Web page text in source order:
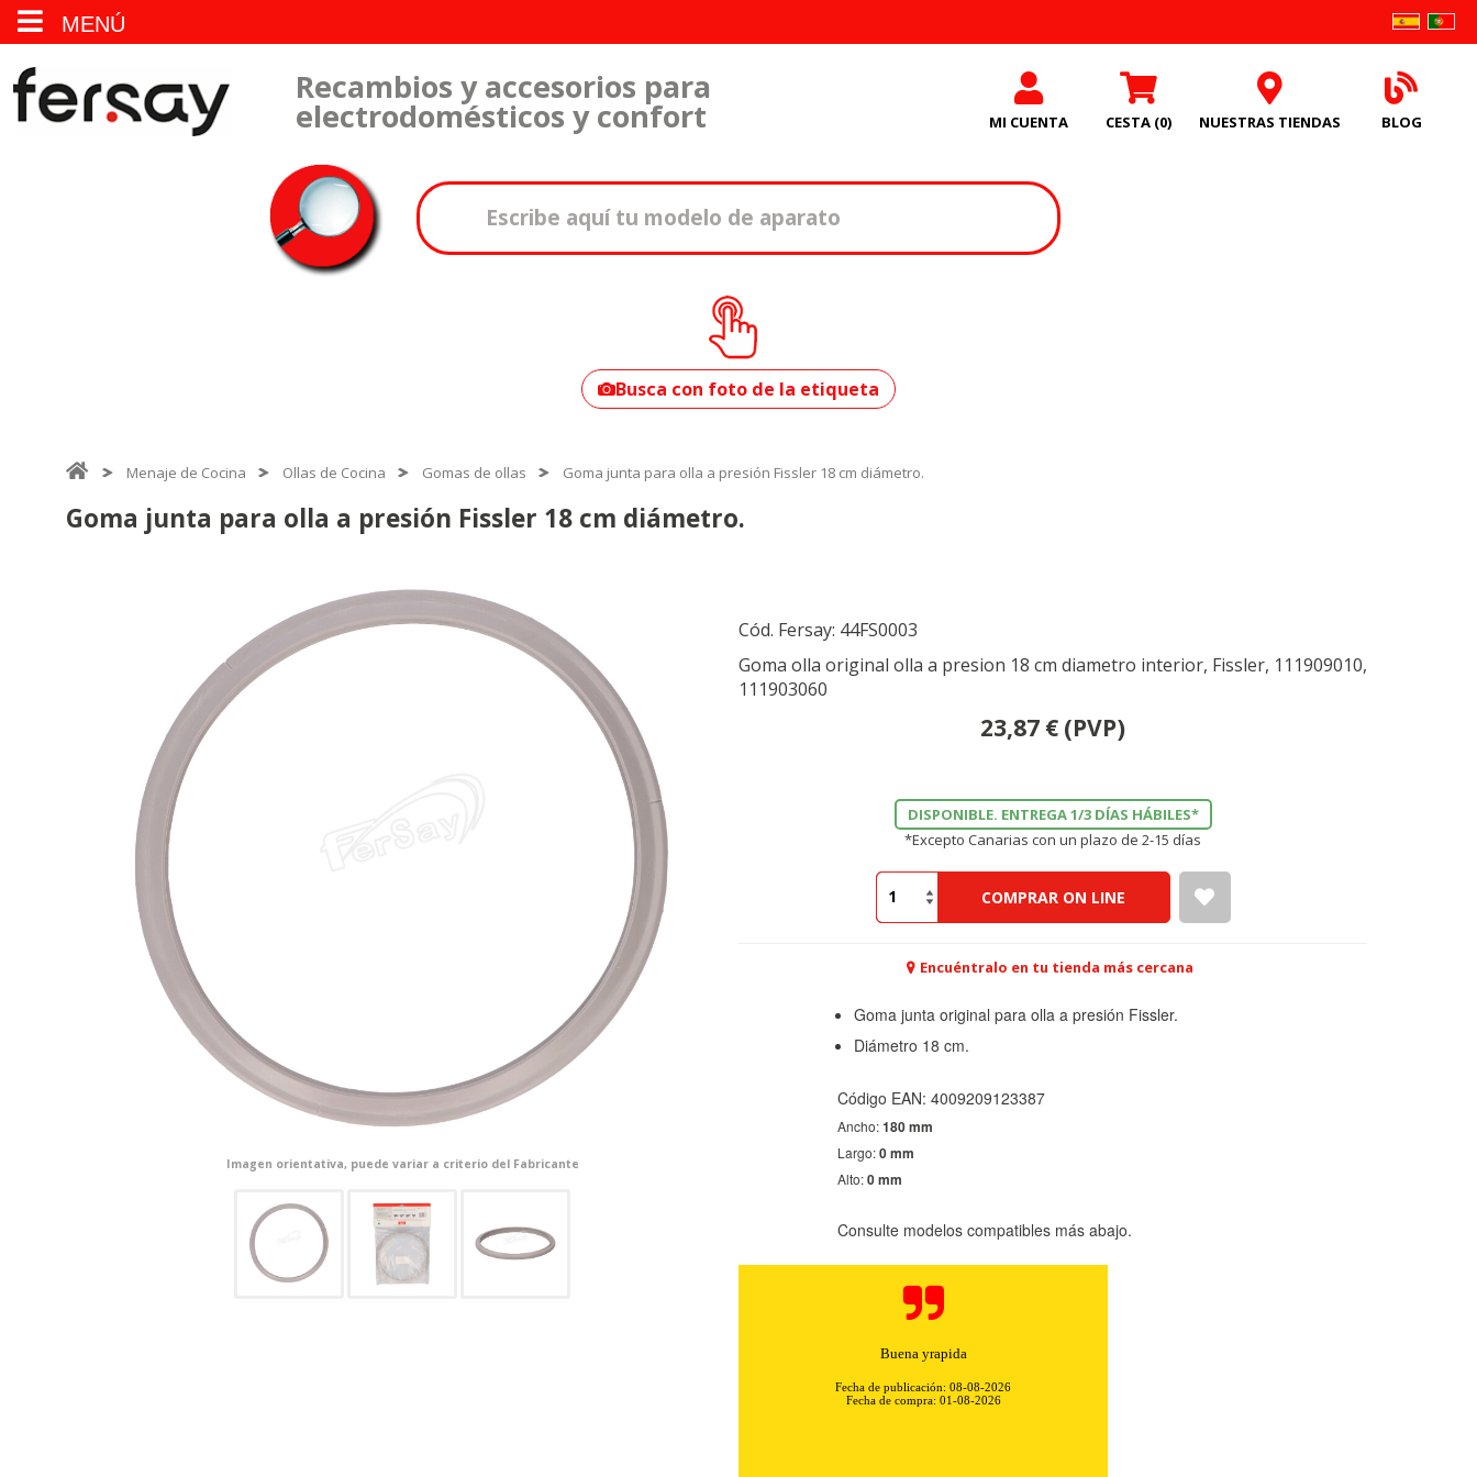
MENÚ
Recambios y accesorios para
electrodomésticos y confort MI CUENTA CESTA (0) NUESTRAS TIENDAS BLOG
tu modelo?
Busca con foto de la etiqueta
Menaje de Cocina Ollas de Cocina Gomas de ollas Goma junta para olla a presión Fissler 18 cm diámetro.
Goma junta para olla a presión Fissler 18 cm diámetro.
Imagen orientativa, puede variar a criterio del Fabricante
Cód. Fersay: 44FS0003
Goma olla original olla a presion 18 cm diametro interior, Fissler, 111909010,
111903060
23,87 € (PVP)
DISPONIBLE. ENTREGA 1/3 DÍAS HÁBILES*
*Excepto Canarias con un plazo de 2-15 días
COMPRAR ON LINE
Encuéntralo en tu tienda más cercana
Goma junta original para olla a presión Fissler.
Diámetro 18 cm.
Código EAN: 4009209123387
Ancho:180 mm
Largo:0 mm
Alto:0 mm
Consulte modelos compatibles más abajo.
Buena yrapida
Fecha de publicación: 08-08-2026
Fecha de compra: 01-08-2026